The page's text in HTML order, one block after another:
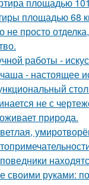
площадью 68
не просто
работы -
- настоящее
не с
природа.
своими руками: